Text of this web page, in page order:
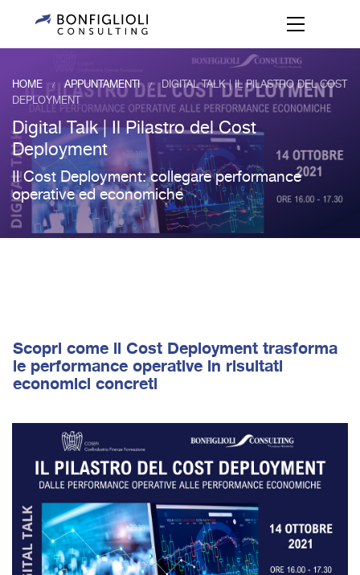
HOME / APPUNTAMENTI /
DIGITAL TALK | IL PILASTRO DEL COST
DEPLOYMENT
Digital Talk | Il Pilastro del Cost
Deployment
Il Cost Deployment: collegare performance
operative ed economiche
Scopri come il Cost Deployment trasforma
le performance operative in risultati
economici concreti